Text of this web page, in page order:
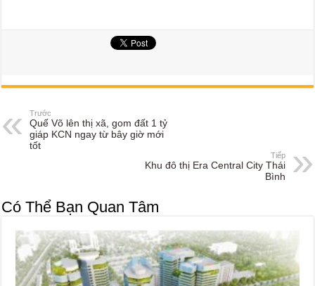
Trước
Quế Võ lên thị xã, gom đất 1 tỷ
giáp KCN ngay từ bây giờ mới
tốt
Tiếp
Khu đô thị Era Central City Thái
Bình
Có Thể Bạn Quan Tâm